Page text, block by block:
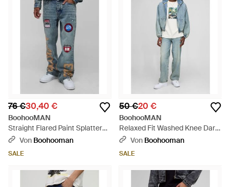
76 €30,40 €
BoohooMAN
Straight Flared Paint Splatter
Applique Gusset Jeans - Blau
Von Boohooman
SALE
50 €20 €
BoohooMAN
Relaxed Fit Washed Knee Dart
Jeans - Blau
Von Boohooman
SALE